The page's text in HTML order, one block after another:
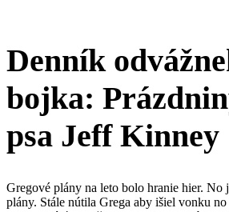
Denník
bojka:
psa Jeff Kinney
Gregové plány na leto bolo hranie hier. No
plány. Stále nútila Grega aby išiel vonku